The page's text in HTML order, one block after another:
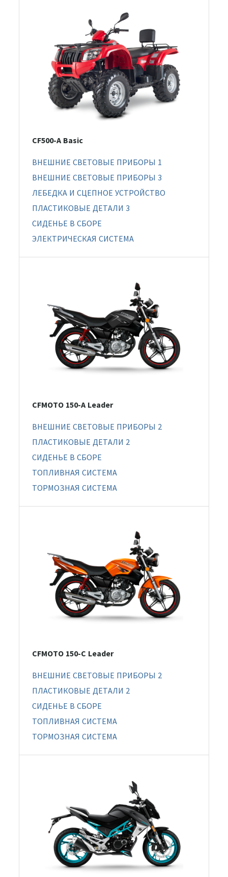
CF500-A Basic
ВНЕШНИЕ СВЕТОВЫЕ ПРИБОРЫ 1
ВНЕШНИЕ СВЕТОВЫЕ ПРИБОРЫ 3
ЛЕБЕДКА И СЦЕПНОЕ УСТРОЙСТВО
ПЛАСТИКОВЫЕ ДЕТАЛИ 3
СИДЕНЬЕ В СБОРЕ
ЭЛЕКТРИЧЕСКАЯ СИСТЕМА
CFMOTO 150-A Leader
ВНЕШНИЕ СВЕТОВЫЕ ПРИБОРЫ 2
ПЛАСТИКОВЫЕ ДЕТАЛИ 2
СИДЕНЬЕ В СБОРЕ
ТОПЛИВНАЯ СИСТЕМА
ТОРМОЗНАЯ СИСТЕМА
CFMOTO 150-C Leader
ВНЕШНИЕ СВЕТОВЫЕ ПРИБОРЫ 2
ПЛАСТИКОВЫЕ ДЕТАЛИ 2
СИДЕНЬЕ В СБОРЕ
ТОПЛИВНАЯ СИСТЕМА
ТОРМОЗНАЯ СИСТЕМА